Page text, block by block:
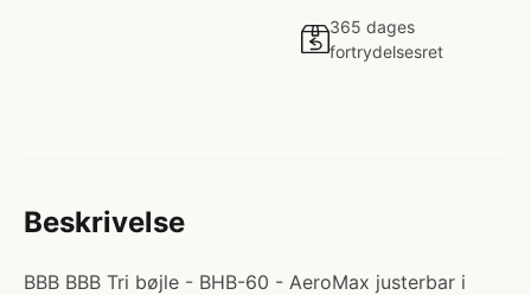
365 dages
fortrydelsesret
Beskrivelse
BBB BBB Tri bøjle - BHB-60 - AeroMax justerbar i